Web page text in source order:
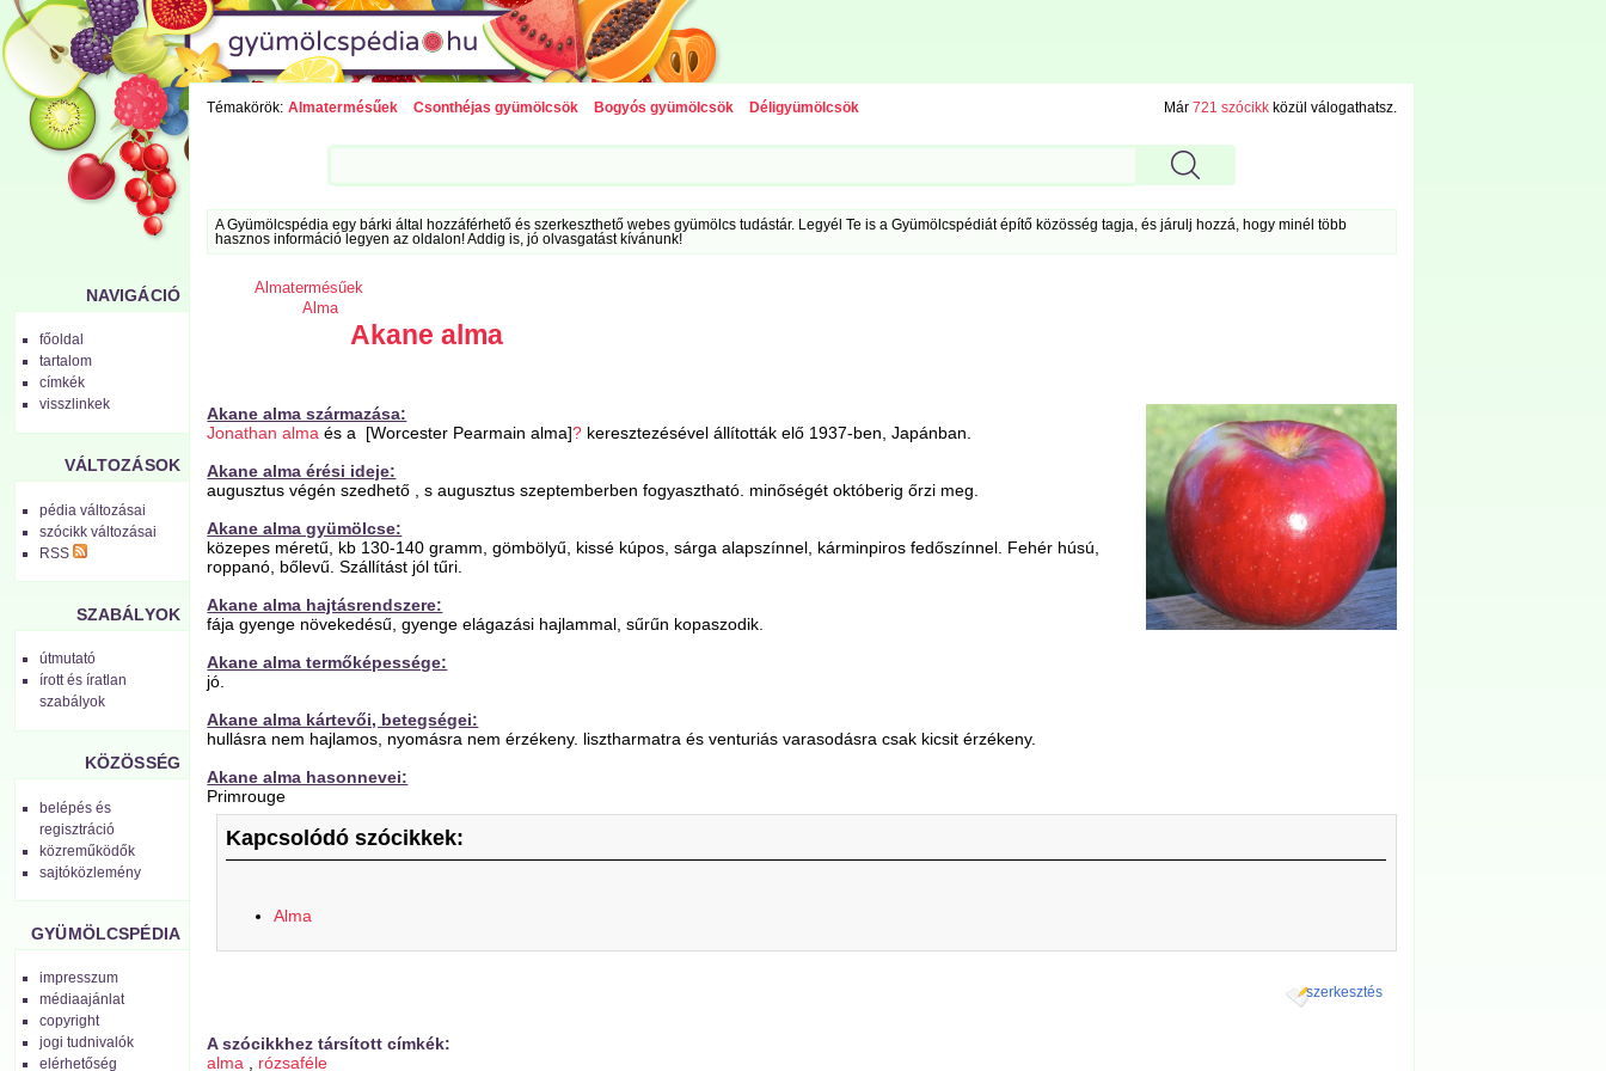
NAVIGÁCIÓ
főoldal
tartalom
címkék
visszlinkek
VÁLTOZÁSOK
pédia változásai
szócikk változásai
RSS
SZABÁLYOK
útmutató
írott és íratlan
szabályok
KÖZÖSSÉG
belépés és
regisztráció
közreműködők
sajtóközlemény
GYÜMÖLCSPÉDIA
impresszum
médiaajánlat
copyright
jogi tudnivalók
elérhetőség
Témakörök: Almatermésűek Csonthéjas gyümölcsök Bogyós gyümölcsök Déligyümölcsök Már 721 szócikkközül válogathatsz.
A Gyümölcspédia egy bárki által hozzáférhető és szerkeszthető webes gyümölcs tudástár. Legyél Te is a Gyümölcspédiát építő közösség tagja, és járulj hozzá, hogy minél több
hasznos információ legyen az oldalon! Addig is, jó olvasgatást kívánunk!
Almatermésűek
Alma
Akane alma
Akane alma származása:
Jonathan alma és a [Worcester Pearmain alma]? keresztezésével állították elő 1937-ben, Japánban.
Akane alma érési ideje:
augusztus végén szedhető , s augusztus szeptemberben fogyasztható. minőségét októberig őrzi meg.
Akane alma gyümölcse:
közepes méretű, kb 130-140 gramm, gömbölyű, kissé kúpos, sárga alapszínnel, kárminpiros fedőszínnel. Fehér húsú,
roppanó, bőlevű. Szállítást jól tűri.
Akane alma hajtásrendszere:
fája gyenge növekedésű, gyenge elágazási hajlammal, sűrűn kopaszodik.
Akane alma termőképessége:
jó.
Akane alma kártevői, betegségei:
hullásra nem hajlamos, nyomásra nem érzékeny. lisztharmatra és venturiás varasodásra csak kicsit érzékeny.
Akane alma hasonnevei:
Primrouge
Kapcsolódó szócikkek:
Alma
szerkesztés
A szócikkhez társított címkék:
alma , rózsaféle